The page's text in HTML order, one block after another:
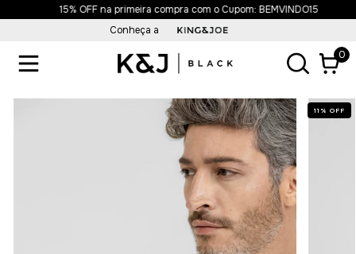
15% OFF na primeira compra com o Cupom: BEMVINDO15
Conheça a
0
11 % OFF